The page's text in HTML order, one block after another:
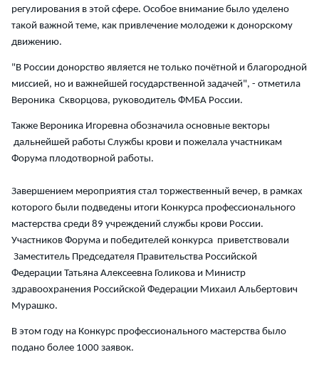
регулирования в этой сфере. Особое внимание было уделено
такой важной теме, как привлечение молодежи к донорскому
движению.
"В России донорство является не только почётной и благородной
миссией, но и важнейшей государственной задачей", - отметила
Вероника Скворцова, руководитель ФМБА России.
Также Вероника Игоревна обозначила основные векторы
дальнейшей работы Службы крови и пожелала участникам
Форума плодотворной работы.
Завершением мероприятия стал торжественный вечер, в рамках
которого были подведены итоги Конкурса профессионального
мастерства среди 89 учреждений службы крови России.
Участников Форума и победителей конкурса приветствовали
Заместитель Председателя Правительства Российской
Федерации Татьяна Алексеевна Голикова и Министр
здравоохранения Российской Федерации Михаил Альбертович
Мурашко.
В этом году на Конкурс профессионального мастерства было
подано более 1000 заявок.